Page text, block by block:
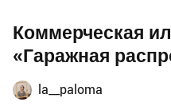
Коммерческая
«Гаражная
la__paloma